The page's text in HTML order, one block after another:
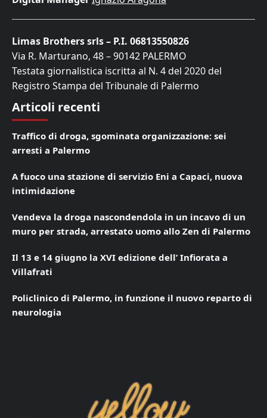
Limas Brothers srls – P.I. 06813550826
Via R. Marturano, 48 – 90142 PALERMO
Testata giornalistica iscritta al N. 4 del 2020 del
Registro Stampa del Tribunale di Palermo
Articoli recenti
Traffico di droga, sgominata organizzazione: sei
arresti a Palermo
A fuoco una stazione di servizio Eni a Capaci, nuova
intimidazione
Vendeva la droga nascondendola in un incavo di un
muro per strada, arrestato uomo allo Zen di Palermo
Il 13 e 14 giugno la XVI edizione dell’ Infiorata a
Villafrati
Policlinico di Palermo, in funzione il nuovo reparto di
neurologia